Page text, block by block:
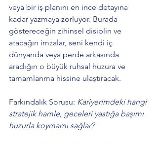
veya bir iş planını en ince detayına
kadar yazmaya zorluyor. Burada
göstereceğin zihinsel disiplin ve
atacağın imzalar, seni kendi iç
dünyanda veya perde arkasında
aradığın o büyük ruhsal huzura ve
tamamlanma hissine ulaştıracak.
Farkındalık Sorusu: Kariyerimdeki hangi
stratejik hamle, geceleri yastığa başımı
huzurla koymamı sağlar?